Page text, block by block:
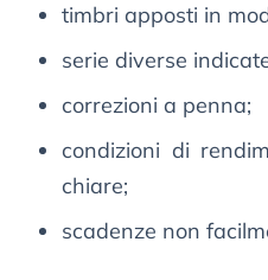
timbri apposti in
serie diverse
correzioni a penna;
condizioni di
chiare;
scadenze non